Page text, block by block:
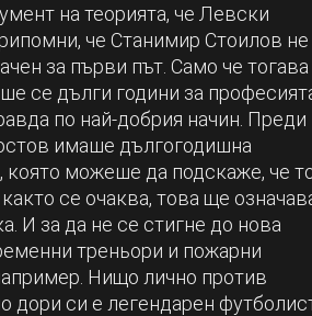
на теорията, че Левски
че Станимир Стоилов не
за първи път. Само че тогава
се дълги години за
по най-добрия начин. Преди
имаше дългогодишна
можеше да подскаже, че
се очаква, това ще
И за да не се стигне до нова
треньори и пожарни
Нищо лично против
дори си е легендарен